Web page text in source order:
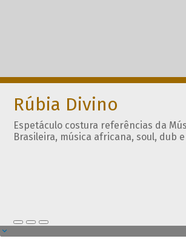
Rúbia Divino
Espetáculo costura referências da
Brasileira, música africana, soul, dub